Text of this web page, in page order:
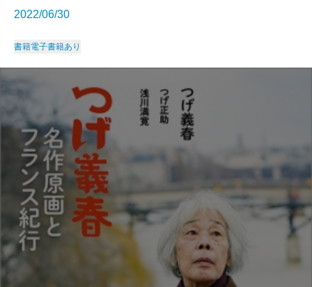
2022/06/30
書籍電子書籍あり